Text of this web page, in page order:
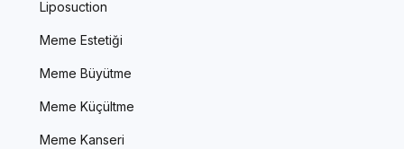
Liposuction
Meme Estetiği
Meme Büyütme
Meme Küçültme
Meme Kanseri